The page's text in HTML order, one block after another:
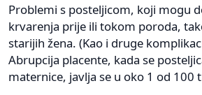
Problemi s posteljicom, koji mogu
krvarenja prije ili tokom poroda,
starijih žena. (Kao i druge
Abrupcija placente, kada se
maternice, javlja se u oko 1 od 100